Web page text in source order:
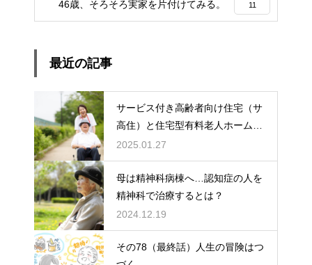
46歳、そろそろ実家を片付けてみる。 11
最近の記事
サービス付き高齢者向け住宅（サ
高住）と住宅型有料老人ホーム：
どちらを選ぶ？
2025.01.27
母は精神科病棟へ…認知症の人を
精神科で治療するとは？
2024.12.19
その78（最終話）人生の冒険はつ